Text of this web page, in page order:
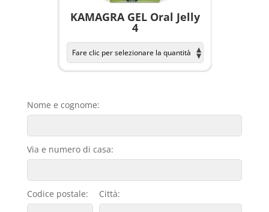
KAMAGRA GEL Oral Jelly
4
Nome e cognome:
Via e numero di casa:
Codice postale: Città: